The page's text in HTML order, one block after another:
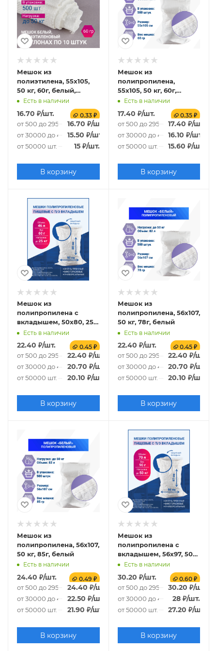
Мешок из
полиэтилена, 55x105,
50 кг, 60г, белый,
рулоны по 10 шт. со
стикером
Есть в наличии
16.70 ₽/шт. 0.33 ₽
от 500 до 29500 шт.
16.70 ₽/шт.
от 30000 до 49500 шт.
15.50 ₽/шт.
от 50000 шт. 15₽/шт.
В корзину
Мешок из
полипропилена,
55x105, 50 кг, 60г,
белый
Есть в наличии
17.40 ₽/шт. 0.35 ₽
от 500 до 29500 шт.
17.40 ₽/шт.
от 30000 до 49500 шт.
16.10 ₽/шт.
от 50000 шт. 15.60 ₽/шт.
В корзину
Мешок из
полипропилена с
вкладышем, 50x80, 25
кг, 65г
Есть в наличии
22.40 ₽/шт. 0.45 ₽
от 500 до 29500 шт.
22.40 ₽/шт.
от 30000 до 49500 шт.
20.70 ₽/шт.
от 50000 шт. 20.10 ₽/шт.
В корзину
Мешок из
полипропилена, 56x107,
50 кг, 78г, белый
Есть в наличии
22.40 ₽/шт. 0.45 ₽
от 500 до 29500 шт.
22.40 ₽/шт.
от 30000 до 49500 шт.
20.70 ₽/шт.
от 50000 шт. 20.10 ₽/шт.
В корзину
Мешок из
полипропилена, 56x107,
50 кг, 85г, белый
Есть в наличии
24.40 ₽/шт. 0.49 ₽
от 500 до 29500 шт.
24.40 ₽/шт.
от 30000 до 49500 шт.
22.50 ₽/шт.
от 50000 шт. 21.90 ₽/шт.
В корзину
Мешок из
полипропилена с
вкладышем, 56x97, 50
кг, 90г
Есть в наличии
30.20 ₽/шт. 0.60 ₽
от 500 до 29500 шт.
30.20 ₽/шт.
от 30000 до 49500 шт.
28 ₽/шт.
от 50000 шт. 27.20 ₽/шт.
В корзину